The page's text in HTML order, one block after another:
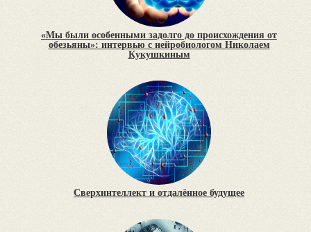
«Мы были особенными задолго до происхождения от
обезьяны»: интервью с нейробиологом Николаем
Кукушкиным
Сверхинтеллект и отдалённое будущее